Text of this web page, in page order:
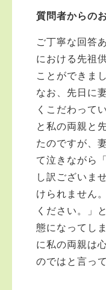
質問者からの
ご丁寧な回答
における先祖
ことができまし
なお、先日に
くこだわって
と私の両親と
たのですが、
て泣きながら
し訳ございま
けられません
ください。」
態になってし
に私の両親は
のではと言っ